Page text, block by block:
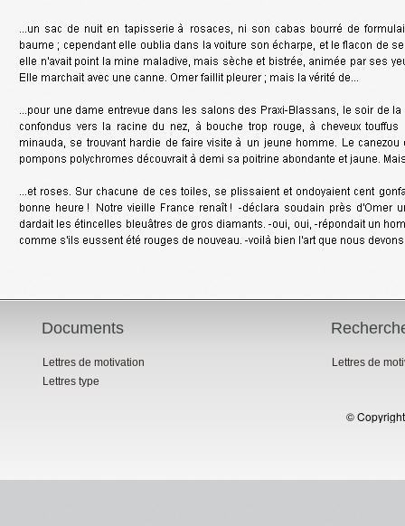
Documents
Lettres de motivation
Lettres type
Lettres de
©